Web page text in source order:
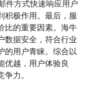
件方式快速响应用户
积极作用。最后，服
比的重要因素。海牛
数据安全，符合行业
的用户青睐。综合以
优越，用户体验良
力。